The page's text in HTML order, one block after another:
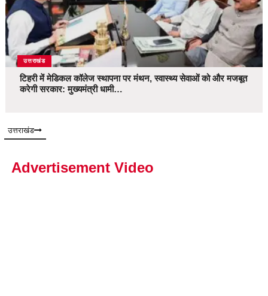
उत्तराखंड
टिहरी में मेडिकल कॉलेज स्थापना पर मंथन, स्वास्थ्य सेवाओं को और मजबूत
करेगी सरकार: मुख्यमंत्री धामी…
उत्तराखंड
Advertisement Video